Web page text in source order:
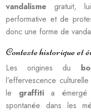
vandalismegratuit,
performative et de
donc une forme de
Contexte historique et
Les origines du
l’effervescence
le graffitia émergé
spontanée dans les